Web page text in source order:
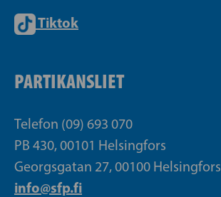
Tiktok
PARTIKANSLIET
Telefon (09) 693 070
PB 430, 00101 Helsingfors
Georgsgatan 27, 00100 Helsingfors
info@sfp.fi